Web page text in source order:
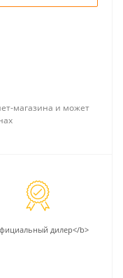
магазина и может
дилер</b>